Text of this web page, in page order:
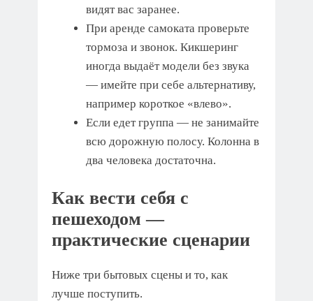
видят вас заранее.
При аренде самоката проверьте
тормоза и звонок. Кикшеринг
иногда выдаёт модели без звука
— имейте при себе альтернативу,
например короткое «влево».
Если едет группа — не занимайте
всю дорожную полосу. Колонна в
два человека достаточна.
Как вести себя с
пешеходом —
практические сценарии
Ниже три бытовых сцены и то, как
лучше поступить.